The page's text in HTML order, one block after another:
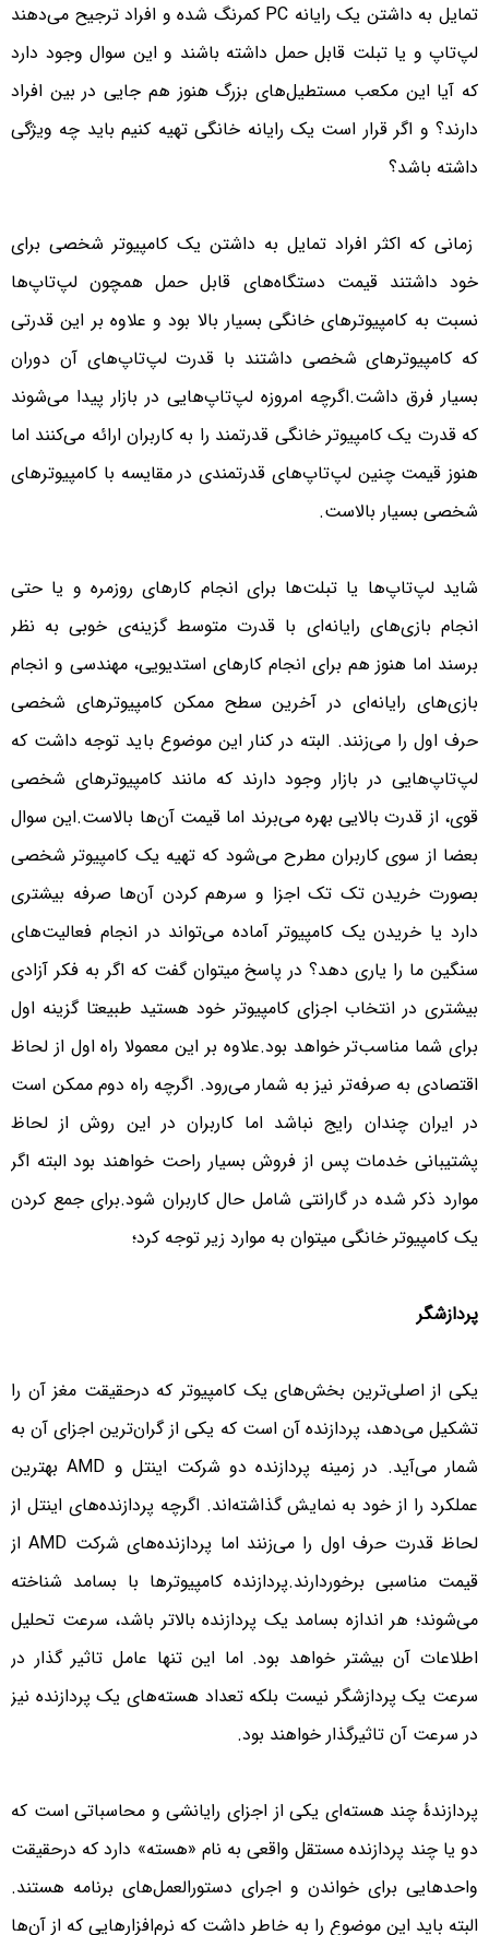
تمایل به داشتن یک رایانه PC کمرنگ شده و افراد ترجیح می‌دهند
لپ‌تاپ و یا تبلت قابل حمل داشته باشند و این سوال وجود دارد
که آیا این مکعب مستطیل‌های بزرگ هنوز هم جایی در بین افراد
دارند؟ و اگر قرار است یک رایانه خانگی تهیه کنیم باید چه ویژگی
داشته باشد؟
زمانی که اکثر افراد تمایل به داشتن یک کامپیوتر شخصی برای
خود داشتند قیمت دستگاه‌های قابل حمل همچون لپ‌تاپ‌ها
نسبت به کامپیوتر‌های خانگی بسیار بالا بود و علاوه بر این قدرتی
که کامپیوترهای شخصی داشتند با قدرت لپ‌تاپ‌های آن دوران
بسیار فرق داشت.اگرچه امروزه لپ‌تاپ‌هایی در بازار پیدا می‌شوند
که قدرت یک کامپیوتر خانگی قدرتمند را به کاربران ارائه می‌کنند اما
هنوز قیمت چنین لپ‌تاپ‌های قدرتمندی در مقایسه با کامپیوترهای
شخصی بسیار بالاست.
شاید لپ‌تاپ‌ها یا تبلت‌ها برای انجام کارهای روزمره و یا حتی
انجام بازی‌های رایانه‌ای با قدرت متوسط گزینه‌ی خوبی به نظر
برسند اما هنوز هم برای انجام کارهای استدیویی، مهندسی و انجام
بازی‌های رایانه‌ای در آخرین سطح ممکن کامپیوترهای شخصی
حرف اول را می‌زنند. البته در کنار این موضوع باید توجه داشت که
لپ‌تاپ‌هایی در بازار وجود دارند که مانند کامپیوترهای شخصی
قوی، از قدرت بالایی بهره می‌برند اما قیمت ‌آن‌ها بالاست.این سوال
بعضا از سوی کاربران مطرح می‌شود که تهیه یک کامپیوتر شخصی
بصورت خریدن تک تک اجزا و سرهم کردن آن‌ها صرفه بیشتری
دارد یا خریدن یک کامپیوتر آماده می‌تواند در انجام فعالیت‌های
سنگین ما را یاری دهد؟ در پاسخ میتوان گفت که اگر به فکر آزادی
بیشتری در انتخاب اجزای کامپیوتر خود هستید طبیعتا گزینه اول
برای شما مناسب‌تر خواهد بود.علاوه بر این معمولا راه اول از لحاظ
اقتصادی به صرفه‌تر نیز به شمار می‌رود. اگرچه راه دوم ممکن است
در ایران چندان رایج نباشد اما کاربران در این روش از لحاظ
پشتیبانی خدمات پس از فروش بسیار راحت خواهند بود البته اگر
موارد ذکر شده در گارانتی شامل حال کاربران شود.برای جمع کردن
یک کامپیوتر خانگی میتوان به موارد زیر توجه کرد؛
پردازشگر
یکی از اصلی‌ترین بخش‌های یک کامپیوتر که درحقیقت مغز آن را
تشکیل می‌دهد، پردازنده آن است که یکی از گران‌ترین اجزای آن به
شمار می‌آید. در زمینه پردازنده دو شرکت اینتل و AMD بهترین
عملکرد را از خود به نمایش گذاشته‌اند. اگرچه پردازنده‌های اینتل از
لحاظ قدرت حرف اول را می‌زنند اما پردازنده‌های شرکت AMD از
قیمت‌ مناسبی برخوردارند.پردازنده کامپیوترها با بسامد شناخته
می‌شوند؛ هر اندازه بسامد یک پردازنده بالاتر باشد، سرعت تحلیل
اطلاعات آن بیشتر خواهد بود. اما این تنها عامل تاثیر گذار در
سرعت یک پردازشگر نیست بلکه تعداد هسته‌های یک پردازنده نیز
در سرعت آن تاثیرگذار خواهند بود.
پردازندهٔ چند هسته‌ای یکی از اجزای رایانشی و محاسباتی است که
دو یا چند پردازنده مستقل واقعی به نام «هسته» دارد که درحقیقت
واحدهایی برای خواندن و اجرای دستورالعمل‌های برنامه هستند.
البته باید این موضوع را به خاطر داشت که نرم‌افزارهایی که از آن‌ها